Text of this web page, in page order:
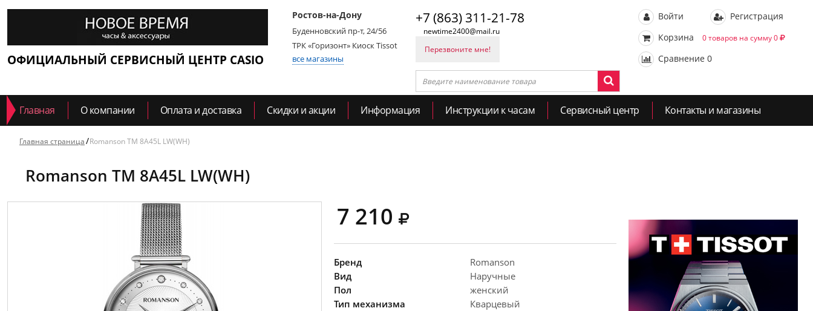
ОФИЦИАЛЬНЫЙ СЕРВИСНЫЙ ЦЕНТР CASIO
Ростов-на-Дону
Буденновский пр-т, 24/56
ТРК «Горизонт» Киоск Tissot
все магазины
+7 (863) 311-21-78
newtime2400@mail.ru
Перезвоните мне!
Войти
Регистрация
Корзина
0 товаров на сумму 0
Сравнение 0
Главная О компании Оплата и доставка Скидки и акции Информация Инструкции к часам Сервисный центр Контакты и магазины
Главная страница Romanson TM 8A45L LW(WH)
Romanson TM 8A45L LW(WH)
7 210
Бренд
Romanson
Вид
Наручные
Пол
женский
Тип механизма
Кварцевый